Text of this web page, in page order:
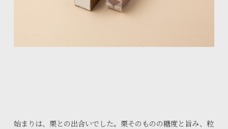
始まりは、栗との出合いでした。栗そのものの糖度と旨み、粒